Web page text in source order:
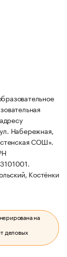
Набережная,
СОШ».
Костёнки
на
деловых